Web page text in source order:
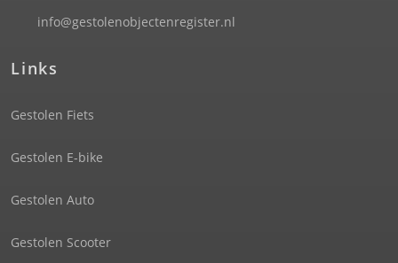
info@gestolenobjectenregister.nl
Links
Gestolen Fiets
Gestolen E-bike
Gestolen Auto
Gestolen Scooter